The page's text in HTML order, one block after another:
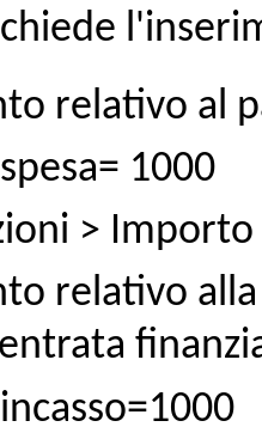
relativo al
1000
>
relativo